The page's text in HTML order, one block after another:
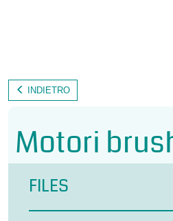
INDIETRO
Motori
Coppie da 0.18 a 70 Nm
FILES